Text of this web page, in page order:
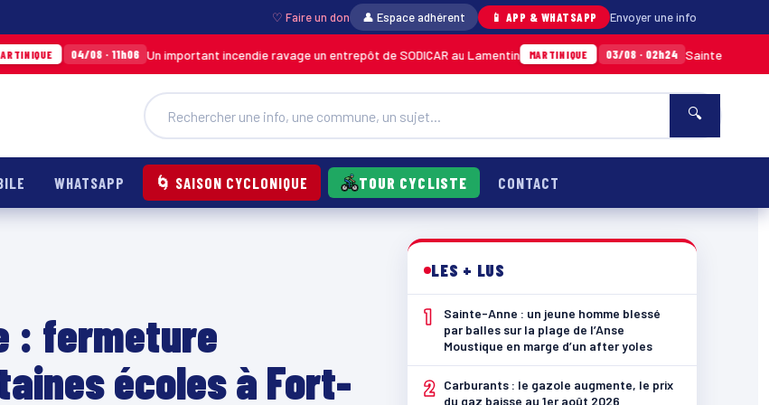
♡ Faire un don 👤 Espace adhérent 📱 APP & WHATSAPP Envoyer une info
08 · 11h06 Un important incendie ravage un entrepôt de SODICAR au Lamentin MARTINIQUE 03/08 · 02h24 Sainte-Anne : un jeune
🔍
WHATSAPP 🌀 SAISON CYCLONIQUE TOUR CYCLISTE CONTACT
: fermeture
écoles à Fort-
LES + LUS
1
Sainte-Anne : un jeune homme blessé
par balles sur la plage de l’Anse
Moustique en marge d’un after yoles
2
Carburants : le gazole augmente, le prix
du gaz baisse au 1er août 2026